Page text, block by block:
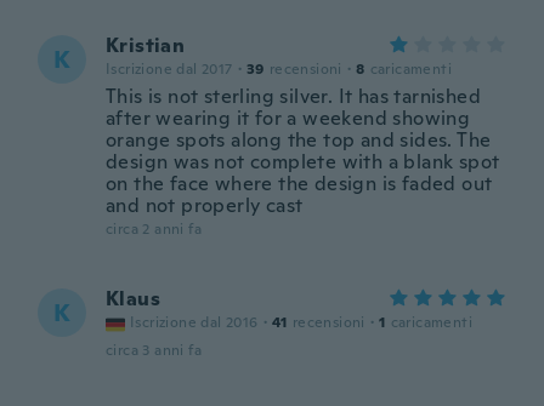
K Kristian
Iscrizione dal 2017 · 39 recensioni · 8 caricamenti
This is not sterling silver. It has tarnished
after wearing it for a weekend showing
orange spots along the top and sides. The
design was not complete with a blank spot
on the face where the design is faded out
and not properly cast
circa 2 anni fa
K Klaus
Iscrizione dal 2016 · 41 recensioni · 1 caricamenti
circa 3 anni fa